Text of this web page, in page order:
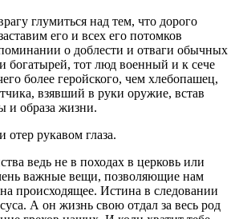
глумиться над тем, что дорого
его и всех его потомков
о доблести и отваги обычных
богатырей, тот люд военный и к сече
более геройского, чем хлебопашец,
взявший в руки оружие, встав
и образа жизни.
рукавом глаза.
ведь не в походах в церковь или
важные вещи, позволяющие нам
происходящее. Истина в следовании
А он жизнь свою отдал за весь род